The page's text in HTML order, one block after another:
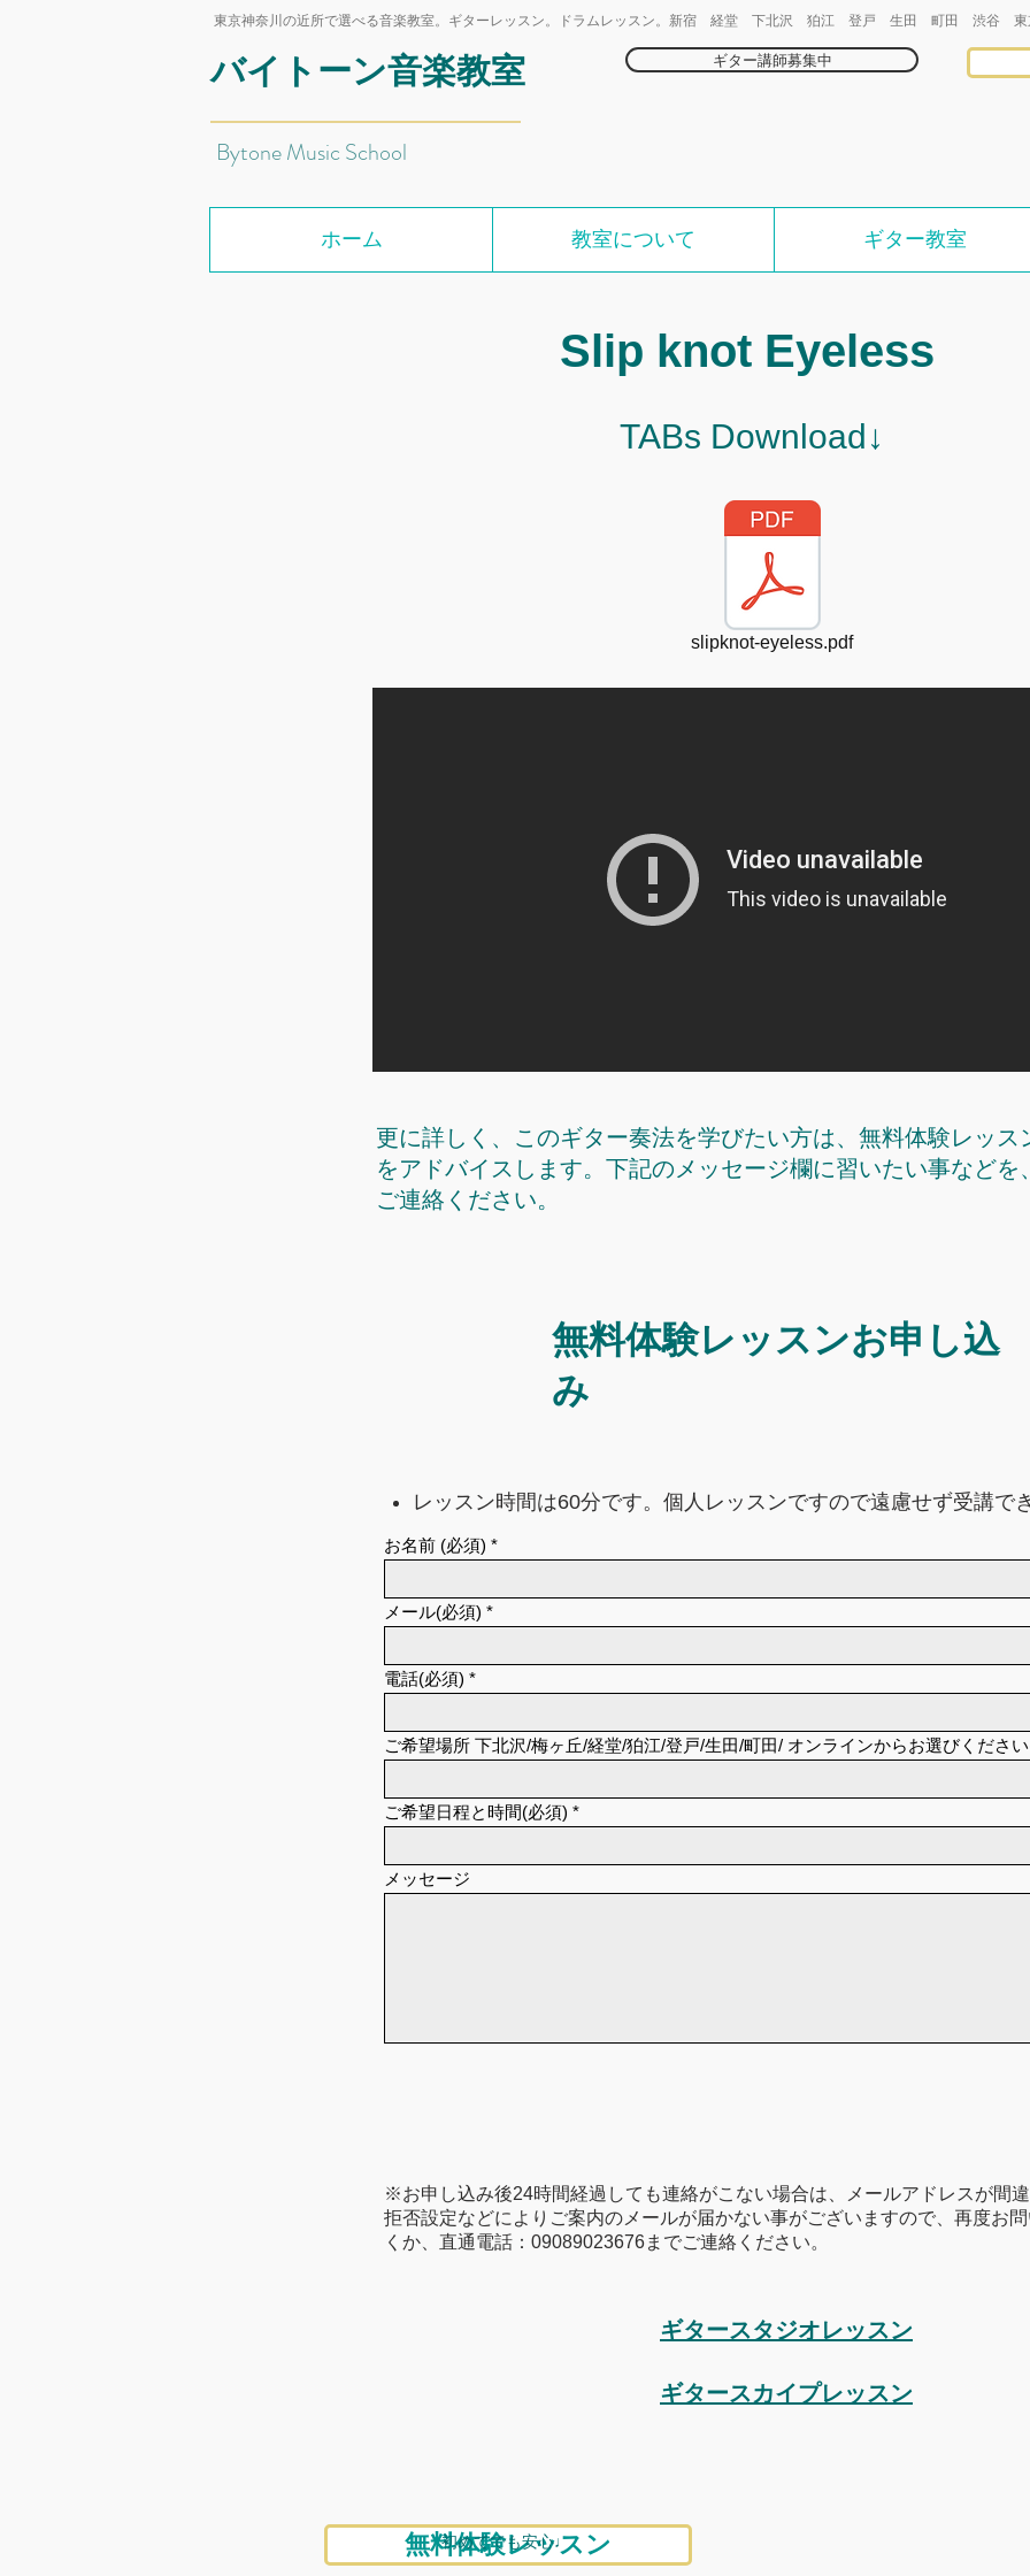
東京神奈川の近所で選べる音楽教室。ギターレッスン。ドラムレッスン。新宿 経堂 下北沢 狛江 登戸 生田 町田 渋谷
バイトーン音楽教室 ギター講師募集中
Bytone Music School
ホーム 教室について ギター教室
Slip knot Eyeless
TABs Download↓
slipknot-eyeless.pdf
更に詳しく、このギター奏法を学びたい方は、無料体験レッス
をアドバイスします。下記のメッセージ欄に習いたい事などを
ご連絡ください。
無料体験レッスンお申し込
み
レッスン時間は60分です。個人レッスンですので遠慮せず受講で
お名前 (必須)
メール(必須)
電話(必須)
ご希望場所 下北沢/梅ヶ丘/経堂/狛江/登戸/生田/町田/ オンラインからお選びくださ
ご希望日程と時間(必須)
メッセージ
※お申し込み後24時間経過しても連絡がこない場合は、メールアドレスが間
拒否設定などによりご案内のメールが届かない事がございますので、再度お
くか、直通電話：09089023676までご連絡ください。
​ギタースタジオレッスン
​ギタースカイプレッスン
無料体験レッスン
初めてでも安心♩